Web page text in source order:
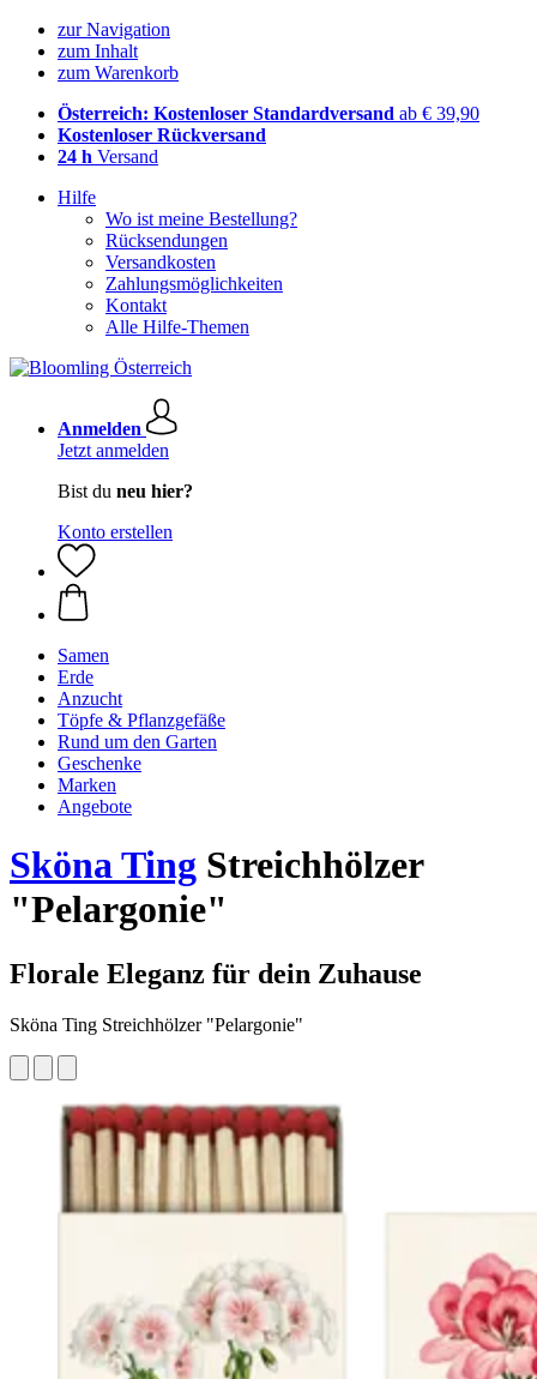
zur Navigation
zum Inhalt
zum Warenkorb
Österreich: Kostenloser Standardversand ab € 39,90
Kostenloser Rückversand
24 h Versand
Hilfe
Wo ist meine Bestellung?
Rücksendungen
Versandkosten
Zahlungsmöglichkeiten
Kontakt
Alle Hilfe-Themen
Anmelden
Jetzt anmelden
Bist du neu hier?
Konto erstellen
Samen
Erde
Anzucht
Töpfe & Pflanzgefäße
Rund um den Garten
Geschenke
Marken
Angebote
Sköna Ting Streichhölzer
"Pelargonie"
Florale Eleganz für dein Zuhause
Sköna Ting Streichhölzer "Pelargonie"